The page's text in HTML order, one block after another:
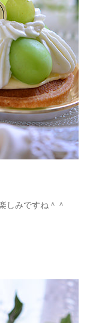
しみですね＾＾